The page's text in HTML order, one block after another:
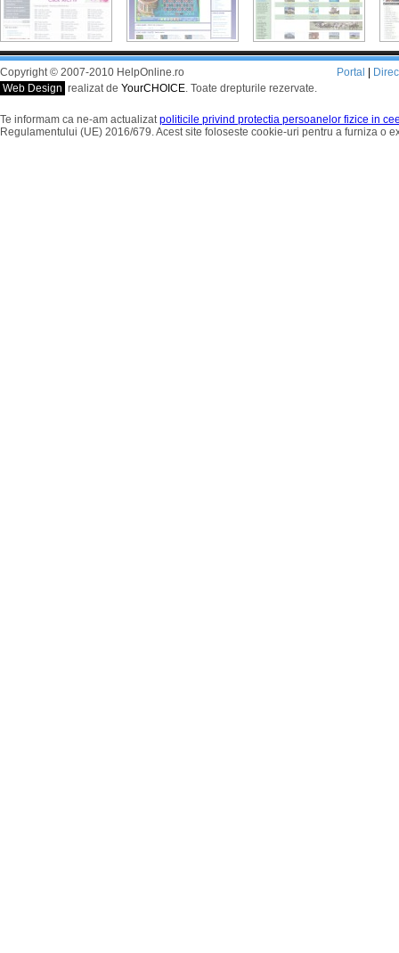
Copyright © 2007-2010 HelpOnline.ro
Web Design realizat de YourCHOICE. Toate drepturile rezervate.
Portal
Te informam ca ne-am actualizatpoliticile privind protectia persoanelor fizice in
Regulamentului (UE) 2016/679. Acest site foloseste cookie-uri pentru a furniza o